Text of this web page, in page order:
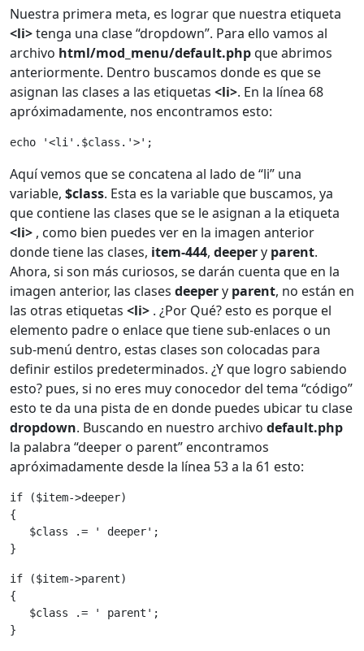
Nuestra primera meta, es lograr que nuestra etiqueta
<li>tenga una clase “dropdown”. Para ello vamos al
archivo html/mod_menu/default.phpque abrimos
anteriormente. Dentro buscamos donde es que se
asignan las clases a las etiquetas <li>. En la línea 68
apróximadamente, nos encontramos esto:
echo '<li'.$class.'>';
Aquí vemos que se concatena al lado de “li” una
variable, $class. Esta es la variable que buscamos, ya
que contiene las clases que se le asignan a la etiqueta
<li> , como bien puedes ver en la imagen anterior
donde tiene las clases, item-444, deepery parent.
Ahora, si son más curiosos, se darán cuenta que en la
imagen anterior, las clases deepery parent, no están en
las otras etiquetas <li> . ¿Por Qué? esto es porque el
elemento padre o enlace que tiene sub-enlaces o un
sub-menú dentro, estas clases son colocadas para
definir estilos predeterminados. ¿Y que logro sabiendo
esto? pues, si no eres muy conocedor del tema “código”
esto te da una pista de en donde puedes ubicar tu clase
dropdown. Buscando en nuestro archivo default.php
la palabra “deeper o parent” encontramos
apróximadamente desde la línea 53 a la 61 esto:
if ($item->deeper)
{
$class .= ' deeper';
}
if ($item->parent)
{
$class .= ' parent';
}